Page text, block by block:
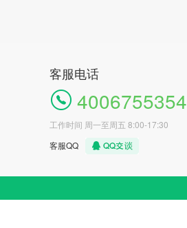
客服电话
4006755354
工作时间 周一至周五 8:00-17:30
客服QQ